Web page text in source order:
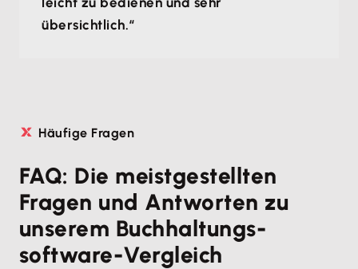
übersichtlich.“
Häufige Fragen
FAQ: Die meistgestellten
Fragen und Antworten zu
unserem Buchhaltungs­
software-Vergleich